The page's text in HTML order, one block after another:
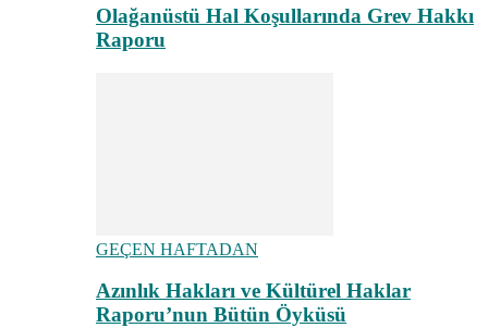
Olağanüstü Hal Koşullarında Grev Hakkı
Raporu
GEÇEN HAFTADAN
Azınlık Hakları ve Kültürel Haklar
Raporu’nun Bütün Öyküsü